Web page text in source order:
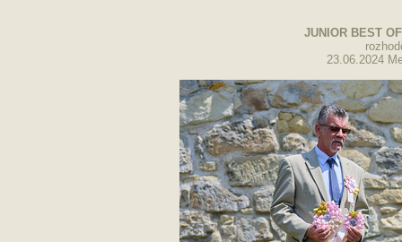
JUNIOR BEST
23.06.2024